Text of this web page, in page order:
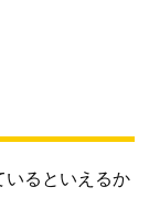
いるといえるか